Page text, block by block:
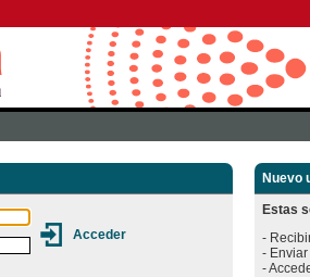
Nuevo
Estas
-
-
-